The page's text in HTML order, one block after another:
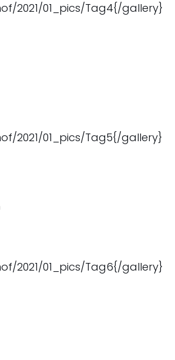
2021/01_pics/Tag4{/gallery}
2021/01_pics/Tag5{/gallery}
2021/01_pics/Tag6{/gallery}